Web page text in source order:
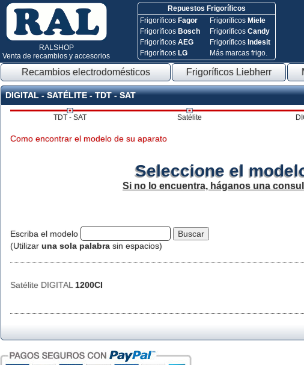
RALSHOP
Venta de recambios y accesorios
Repuestos Frigoríficos
Frigoríficos Fagor
Frigoríficos Bosch
FrigoríficosAEG
Frigoríficos LG
Frigoríficos Miele
FrigoríficosCandy
Frigoríficos Indesit
Más marcas frigo.
Recambios electrodomésticos Frigoríficos Liebherr
DIGITAL - SATÉLITE - TDT - SAT
TDT - SAT Satélite
Como encontrar el modelo de su aparato
Seleccione el
Si no lo encuentra, háganos una
Escriba el modelo
(Utilizar una sola palabra sin espacios)
Satélite DIGITAL 1200CI